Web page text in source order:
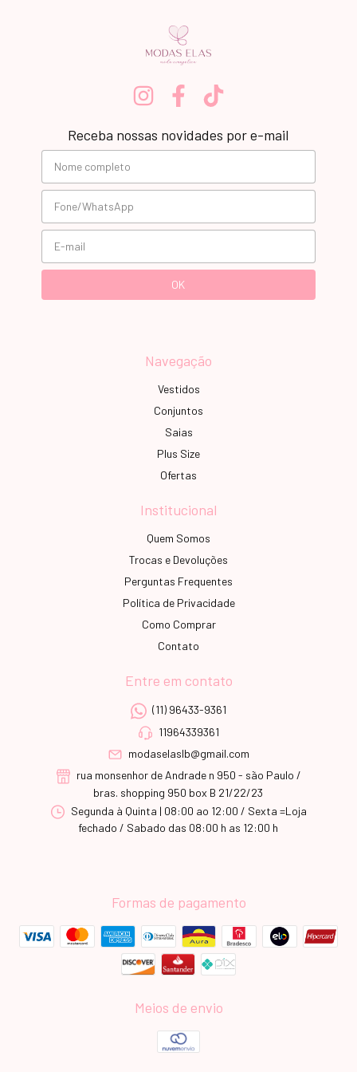
Receba nossas novidades por e-mail
Navegação
Vestidos
Conjuntos
Saias
Plus Size
Ofertas
Institucional
Quem Somos
Trocas e Devoluções
Perguntas Frequentes
Política de Privacidade
Como Comprar
Contato
Entre em contato
(11) 96433-9361
11964339361
modaselaslb@gmail.com
rua monsenhor de Andrade n 950 - são Paulo /
bras. shopping 950 box B 21/22/23
Segunda à Quinta | 08:00 ao 12:00 / Sexta =Loja
fechado / Sabado das 08:00 h as 12:00 h
Formas de pagamento
Meios de envio